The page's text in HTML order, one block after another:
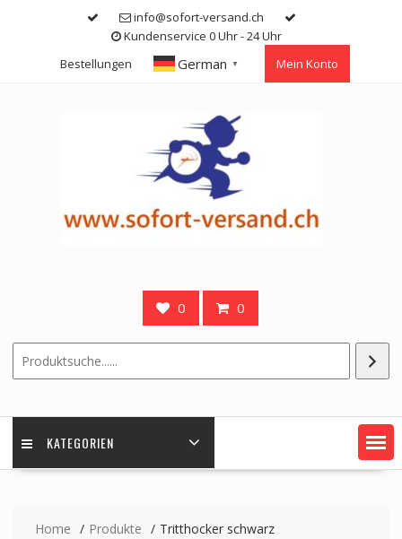
info@sofort-versand.ch
Kundenservice 0 Uhr - 24 Uhr
Bestellungen
German ▼ Mein Konto
0 0
KATEGORIEN
Home Produkte Tritthocker schwarz